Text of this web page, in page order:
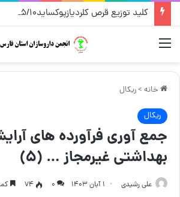
منو
خانه >ریکال
ریکال
جمع آوری فرآورده های
بهداشتی غیرمجاز … (۵)
علی رشیدی ۱ آبان ۱۴۰۳ ۰ 74